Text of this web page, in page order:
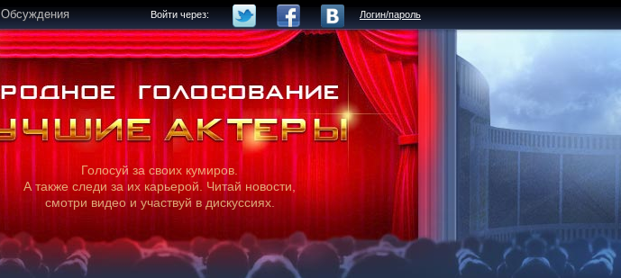
Обсуждения Войти через: Логин/пароль
Голосуй за своих кумиров.
А также следи за их карьерой. Читай новости,
смотри видео и участвуй в дискуссиях.